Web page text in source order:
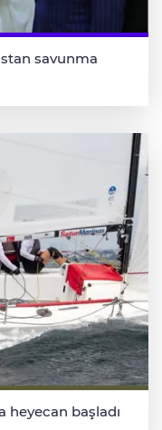
savunma
heyecan başladı